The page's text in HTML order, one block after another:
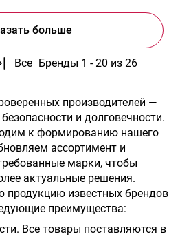
больше
Все Бренды 1 - 20 из 26
производителей —
и долговечности.
к формированию нашего
ассортимент и
марки, чтобы
актуальные решения.
продукцию известных брендов
преимущества:
Все товары поставляются в